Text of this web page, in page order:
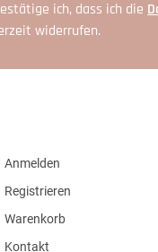
ich, dass ich die
widerrufen.
Anmelden
Registrieren
Warenkorb
Kontakt